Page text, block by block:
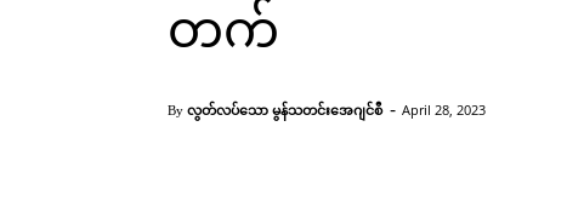
တက်
By လွတ်လပ်သော မွန်သတင်းအေဂျင်စီ - April 28, 2023